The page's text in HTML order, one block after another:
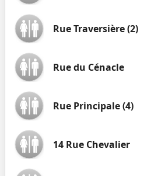
Rue Traversière (2)
Rue du Cénacle
Rue Principale (4)
14 Rue Chevalier